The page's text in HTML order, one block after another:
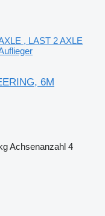
, LAST 2 AXLE
6M
Achsenanzahl 4